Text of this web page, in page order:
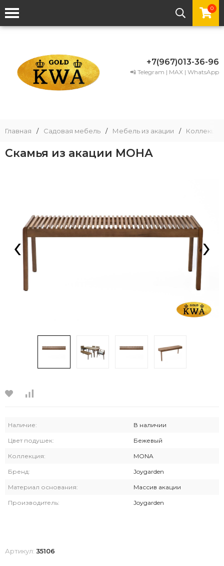
0
+7(967)013-36-96
📲 Telegram | MAX | WhatsApp
Главная / Садовая мебель / Мебель из акации /
Скамья из акации МОНА
‹ ›
Наличие: В наличии
Цвет подушек: Бежевый
Коллекция: MONA
Бренд: Joygarden
Материал основания: Массив акации
Производитель: Joygarden
Артикул: 35106